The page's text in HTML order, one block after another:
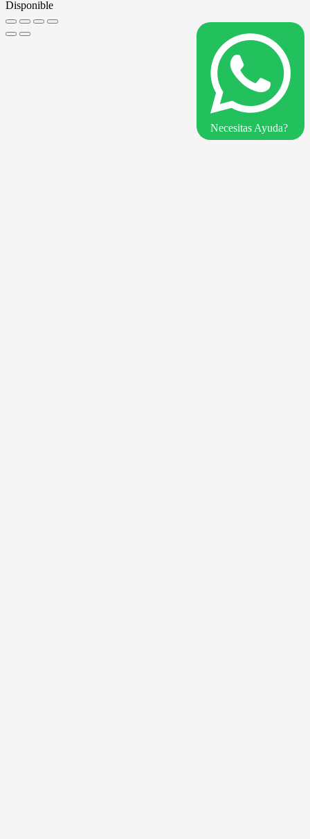
Disponible
Necesitas Ayuda?